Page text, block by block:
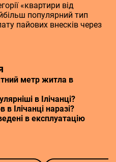
«квартири від
популярний тип
пайових внесків через
метр житла в
в Ілічанці?
в Ілічанці наразі?
в експлуатацію